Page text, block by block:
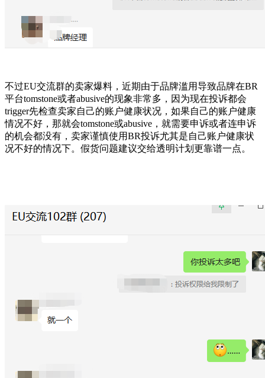
不过EU交流群的卖家爆料，近期由于品牌滥用导致品牌在BR
平台tomstone或者abusive的现象非常多，因为现在投诉都会
trigger先检查卖家自己的账户健康状况，如果自己的账户健康
情况不好，那就会tomstone或abusive，就需要申诉或者连申诉
的机会都没有，卖家谨慎使用BR投诉尤其是自己账户健康状
况不好的情况下。假货问题建议交给透明计划更靠谱一点。